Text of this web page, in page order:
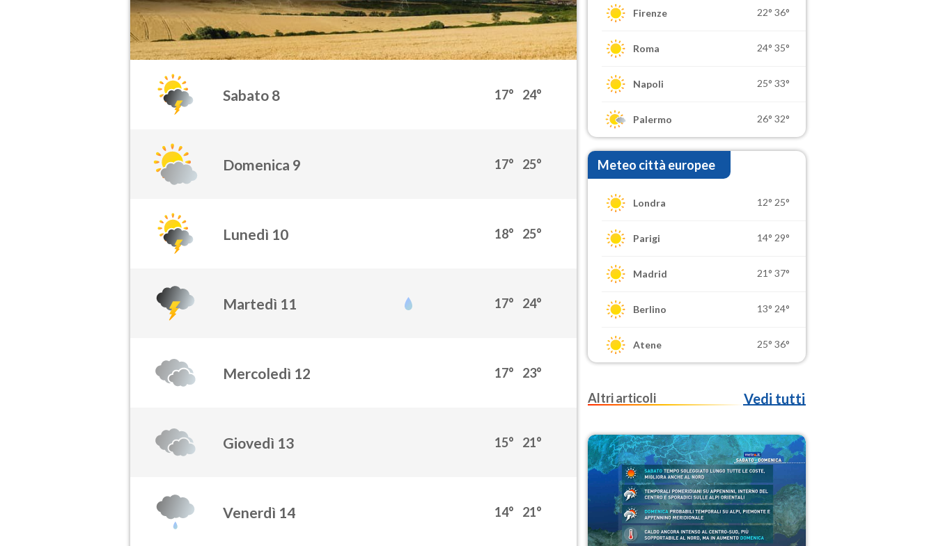
Sabato 8 17° 24°
Domenica 9 17° 25°
Lunedì 10 18° 25°
Martedì 11 17° 24°
Mercoledì 12 17° 23°
Giovedì 13 15° 21°
Venerdì 14 14° 21°
Firenze 22° 36°
Roma 24° 35°
Napoli 25° 33°
Palermo 26° 32°
Meteo città europee
Londra 12° 25°
Parigi 14° 29°
Madrid 21° 37°
Berlino 13° 24°
Atene 25° 36°
Altri articoli Vedi tutti